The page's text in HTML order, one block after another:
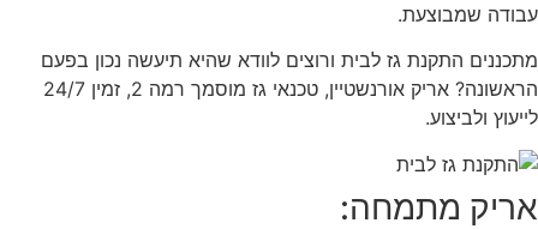
עבודה שמבוצעת.
מתכננים התקנת גז לבית ורוצים לוודא שהיא תיעשה נכון בפעם
הראשונה? אריק אורנשטיין, טכנאי גז מוסמך רמה 2, זמין 24/7
לייעוץ ולביצוע.
אריק מתמחה: